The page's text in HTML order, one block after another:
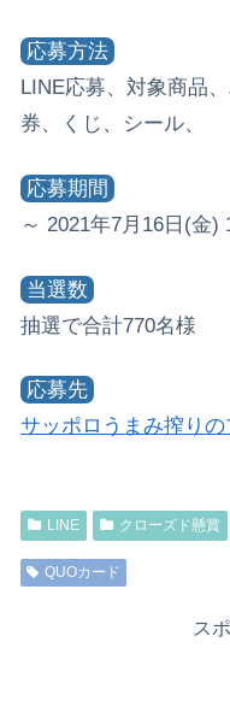
応募方法
LINE応募、対象商品
券、くじ、シール、
応募期間
～ 2021年7月16日(金)
当選数
抽選で合計770名様
応募先
サッポロうまみ搾り
LINE クローズド懸賞
QUOカード
ス